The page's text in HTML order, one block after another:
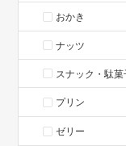
おかき
ナッツ
スナック・駄菓
プリン
ゼリー